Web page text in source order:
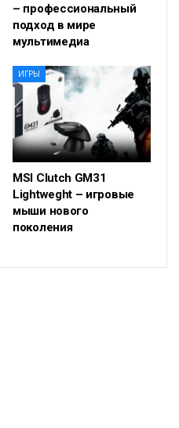
– профессиональный
подход в мире
мультимедиа
ИГРЫ
MSI Clutch GM31
Lightweght – игровые
мыши нового
поколения